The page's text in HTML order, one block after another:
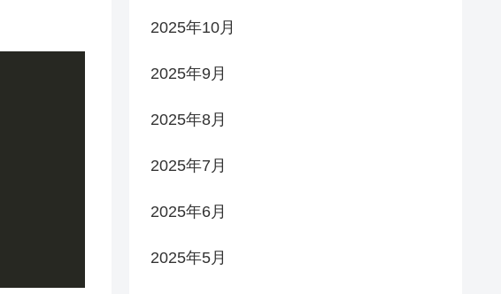
2025年10月
2025年9月
2025年8月
2025年7月
2025年6月
2025年5月